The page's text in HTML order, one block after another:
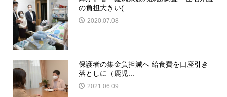
の負担大きい(...
2020.07.08
保護者の集金負担減へ 給食費を口座引き
落としに（鹿児...
2021.06.09